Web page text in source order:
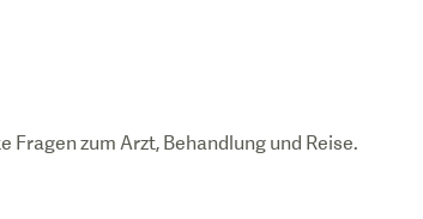
zum Arzt, Behandlung und Reise.